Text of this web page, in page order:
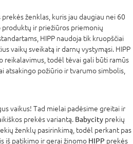
ženklas, kuris jau daugiau nei 60
ir priežiūros priemonių
HIPP naudoja tik kruopščiai
vaikų sveikatą ir darnų vystymąsi. HIPP
reikalavimus, todėl tėvai gali būti ramūs
atsakingo požiūrio ir tvarumo simbolis,
vaikus! Tad mielai padėsime greitai ir
prekės variantą. Babycity prekių
ženklų pasirinkimą, todėl perkant pas
iš patikimo ir gerai žinomo HIPP prekės